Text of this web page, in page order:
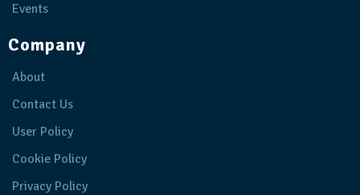
Events
Company
About
Contact Us
User Policy
Cookie Policy
Privacy Policy